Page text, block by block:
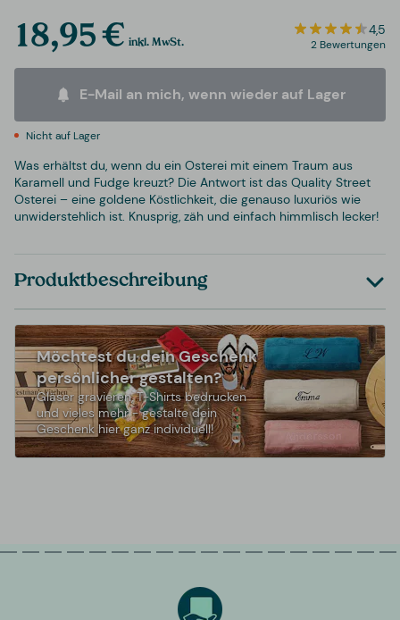
18,95 € inkl. MwSt.
4,5
2 Bewertungen
E-Mail an mich, wenn wieder auf Lager
Nicht auf Lager
Was erhältst du, wenn du ein Osterei mit einem Traum aus
Karamell und Fudge kreuzt? Die Antwort ist das Quality Street
Osterei – eine goldene Köstlichkeit, die genauso luxuriös wie
unwiderstehlich ist. Knusprig, zäh und einfach himmlisch lecker!
Produktbeschreibung
Möchtest du dein Geschenk
persönlicher gestalten?
Gläser gravieren, T-Shirts bedrucken
und vieles mehr - gestalte dein
Geschenk hier ganz individuell!